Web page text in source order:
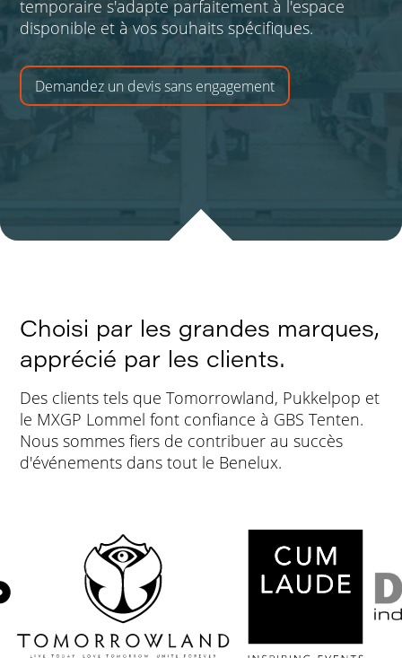
temporaire s'adapte parfaitement à l'espace
disponible et à vos souhaits spécifiques.
Demandez un devis sans engagement
Choisi par les grandes marques,
apprécié par les clients.
Des clients tels que Tomorrowland, Pukkelpop et
le MXGP Lommel font confiance à GBS Tenten.
Nous sommes fiers de contribuer au succès
d'événements dans tout le Benelux.